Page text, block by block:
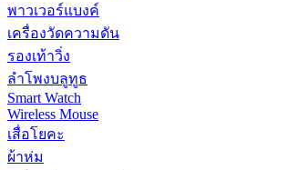
พาวเวอร์แบงค์
เครื่องวัดความดัน
รองเท้าวิ่ง
ลำโพงบลูทูธ
Smart Watch
Wireless Mouse
เสื่อโยคะ
ผ้าห่ม